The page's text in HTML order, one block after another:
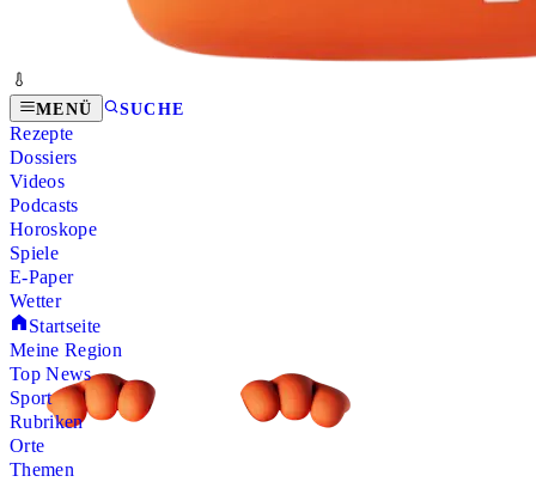
MENÜ SUCHE
Rezepte
Dossiers
Videos
Podcasts
Horoskope
Spiele
E-Paper
Wetter
Startseite
Meine Region
Top News
Sport
Rubriken
Orte
Themen